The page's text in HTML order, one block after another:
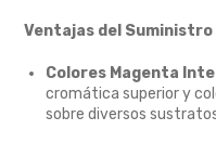
Ventajas del Suministro
Colores Magenta
cromática superior y
sobre diversos